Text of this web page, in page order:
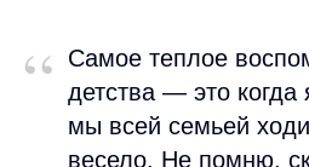
“
Самое теплое
детства — это
мы всей семьей
весело. Не помню,